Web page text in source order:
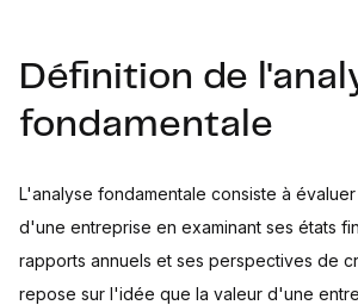
L'analyse fondamentale vs l'analyse
Comparaison et différences clés
Quand utiliser l'une ou l'autre
Définition de
fondamentale
L'analyse fondamentale consiste à
d'une entreprise en examinant ses états
rapports annuels et ses perspectives de
repose sur l'idée que la valeur d'une